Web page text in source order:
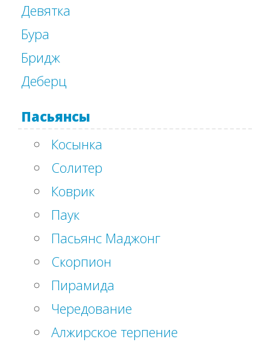
Девятка
Бура
Бридж
Деберц
Пасьянсы
Косынка
Солитер
Коврик
Паук
Пасьянс Маджонг
Скорпион
Пирамида
Чередование
Алжирское терпение